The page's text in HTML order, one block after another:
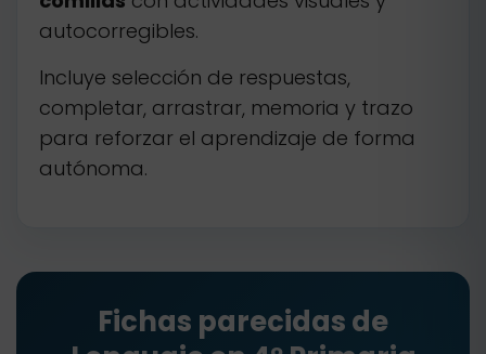
autocorregibles.
Incluye selección de respuestas,
completar, arrastrar, memoria y trazo
para reforzar el aprendizaje de forma
autónoma.
Fichas parecidas de